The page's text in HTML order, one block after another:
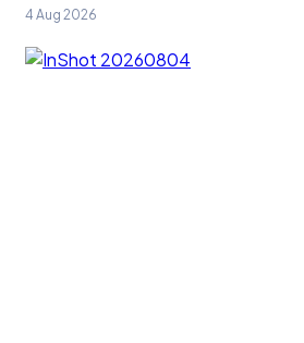
4 Aug 2026